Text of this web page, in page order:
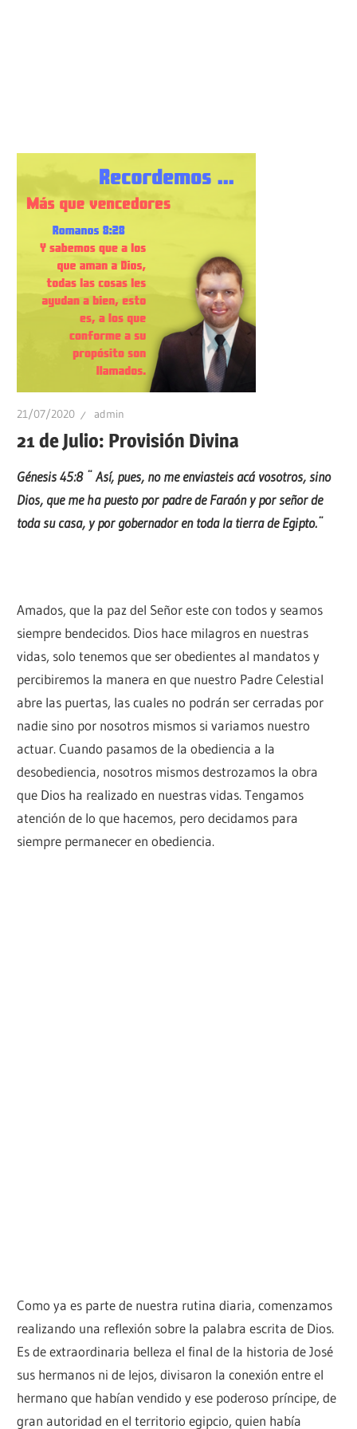
21/07/2020 admin
21 de Julio: Provisión Divina
Génesis 45:8 ¨ Así, pues, no me enviasteis acá vosotros, sino
Dios, que me ha puesto por padre de Faraón y por señor de
toda su casa, y por gobernador en toda la tierra de Egipto.¨
Amados, que la paz del Señor este con todos y seamos
siempre bendecidos. Dios hace milagros en nuestras
vidas, solo tenemos que ser obedientes al mandatos y
percibiremos la manera en que nuestro Padre Celestial
abre las puertas, las cuales no podrán ser cerradas por
nadie sino por nosotros mismos si variamos nuestro
actuar. Cuando pasamos de la obediencia a la
desobediencia, nosotros mismos destrozamos la obra
que Dios ha realizado en nuestras vidas. Tengamos
atención de lo que hacemos, pero decidamos para
siempre permanecer en obediencia.
Como ya es parte de nuestra rutina diaria, comenzamos
realizando una reflexión sobre la palabra escrita de Dios.
Es de extraordinaria belleza el final de la historia de José
sus hermanos ni de lejos, divisaron la conexión entre el
hermano que habían vendido y ese poderoso príncipe, de
gran autoridad en el territorio egipcio, quien había